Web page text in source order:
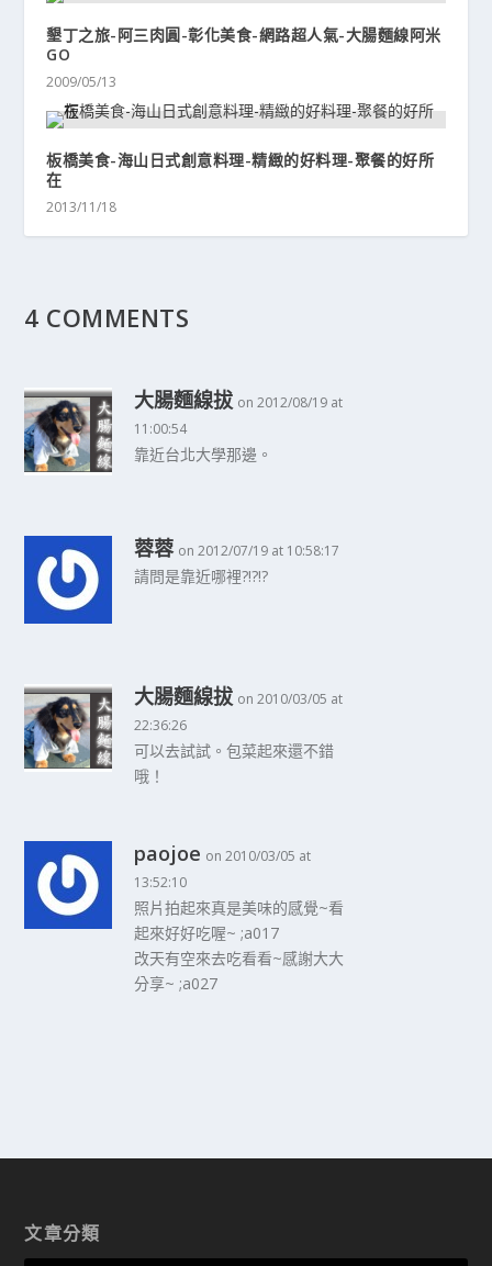
墾丁之旅-阿三肉圓-彰化美食-網路超人氣-大腸麵線阿米
GO
2009/05/13
板橋美食-海山日式創意料理-精緻的好料理-聚餐的好所
在
2013/11/18
4 COMMENTS
大腸麵線拔 on 2012/08/19 at
11:00:54
靠近台北大學那邊。
蓉蓉 on 2012/07/19 at 10:58:17
請問是靠近哪裡?!?!?
大腸麵線拔 on 2010/03/05 at
22:36:26
可以去試試。包菜起來還不錯
哦！
paojoe on 2010/03/05 at
13:52:10
照片拍起來真是美味的感覺~看
起來好好吃喔~ ;a017
改天有空來去吃看看~感謝大大
分享~ ;a027
文章分類